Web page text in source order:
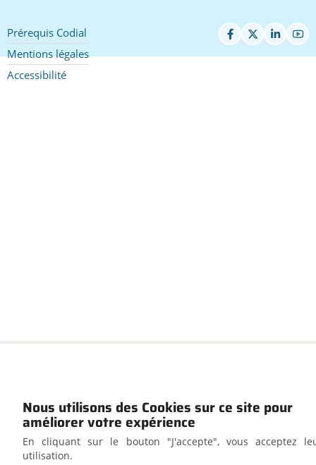
Pied
de
page
Prérequis Codial
Mentions légales
Accessibilité
Nous utilisons des Cookies sur ce site pour
améliorer votre expérience
En cliquant sur le bouton "J'accepte", vous acceptez
utilisation.